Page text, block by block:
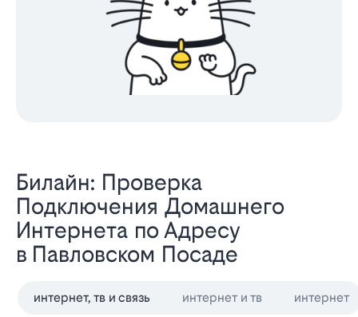
Билайн: Проверка
Подключения Домашнего
Интернета по Адресу
в Павловском Посаде
интернет, тв и связь интернет и тв интернет